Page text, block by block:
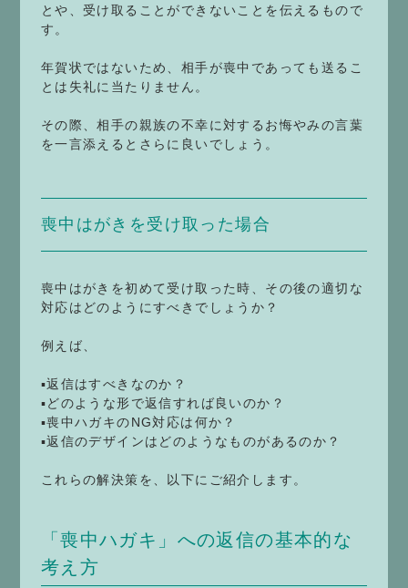
とや、受け取ることができないことを伝えるもので
す。
年賀状ではないため、相手が喪中であっても送るこ
とは失礼に当たりません。
その際、相手の親族の不幸に対するお悔やみの言葉
を一言添えるとさらに良いでしょう。
喪中はがきを受け取った場合
喪中はがきを初めて受け取った時、その後の適切な
対応はどのようにすべきでしょうか？
例えば、
▪返信はすべきなのか？
▪どのような形で返信すれば良いのか？
▪喪中ハガキのNG対応は何か？
▪返信のデザインはどのようなものがあるのか？
これらの解決策を、以下にご紹介します。
「喪中ハガキ」への返信の基本的な
考え方